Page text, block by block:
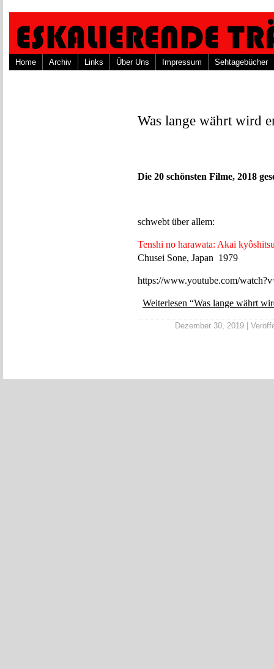
Home Archiv Links Über Uns Impressum Sehtagebücher
Was lange währt wird
Die 20 schönsten Filme, 2018
schwebt über allem:
Tenshi no harawata: Akai
Chusei Sone, Japan 1979
https://www.youtube.com/
Weiterlesen “Was lange währt
Dezember 30, 2019 |